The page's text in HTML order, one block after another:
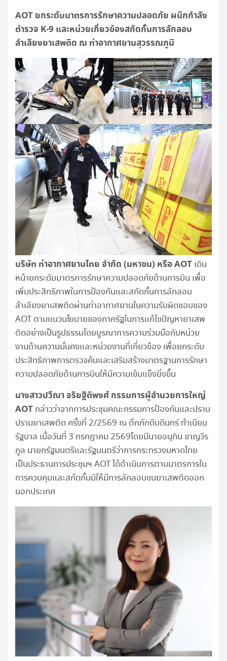
AOTยกระดับมาตรการรักษาความปลอดภัย ผนึกกำลัง
ตำรวจ K-9 และหน่วยเกี่ยวข้องสกัดกั้นการลักลอบ
ลำเลียงยาเสพติด ณ ท่าอากาศยานสุวรรณภูมิ
บริษัท ท่าอากาศยานไทย จำกัด (มหาชน) หรือAOT เดิน
หน้ายกระดับมาตรการรักษาความปลอดภัยด้านการบิน เพื่อ
เพิ่มประสิทธิภาพในการป้องกันและสกัดกั้นการลักลอบ
ลำเลียงยาเสพติดผ่านท่าอากาศยานในความรับผิดชอบของ
AOT ตามแนวนโยบายของภาครัฐในการแก้ไขปัญหายาเสพ
ติดอย่างเป็นรูปธรรมโดยบูรณาการความร่วมมือกับหน่วย
งานด้านความมั่นคงและหน่วยงานที่เกี่ยวข้อง เพื่อยกระดับ
ประสิทธิภาพการตรวจค้นและเสริมสร้างมาตรฐานการรักษา
ความปลอดภัยด้านการบินให้มีความเข้มแข็งยิ่งขึ้น
นางสาวปวีณา จริยฐิติพงศ์ กรรมการผู้อำนวยการใหญ่
AOT กล่าวว่าจากการประชุมคณะกรรมการป้องกันและปราบ
ปรามยาเสพติด ครั้งที่ 2/2569 ณ ตึกภักดีบดินทร์ ทำเนียบ
รัฐบาล เมื่อวันที่ 3 กรกฎาคม 2569โดยมีนายอนุทิน ชาญวีร
กูล นายกรัฐมนตรีและรัฐมนตรีว่าการกระทรวงมหาดไทย
เป็นประธานการประชุมฯ AOT ได้ดำเนินการตามมาตรการใน
การควบคุมและสกัดกั้นมิให้มีการลักลอบขนยาเสพติดออก
นอกประเทศ